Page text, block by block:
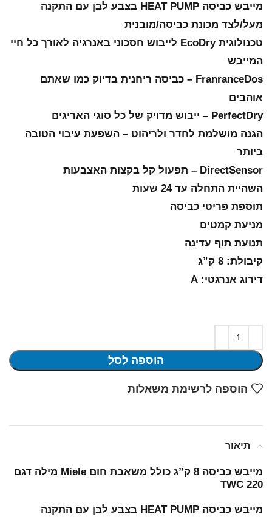
מייבש כביסה HEAT PUMP בצבע לבן עם התקנה
מעל/לצד מכונת כביסה/מובנית
טכנולוגית EcoDry לייבוש חסכוני באנרגיה לאורך כל חיי
המייבש
FranranceDos – כביסה ריחנית בדיוק כמו שאתם
אוהבים
PerfectDry – ייבוש מדויק של כל סוגי האריגים
הגנה מושלמת לחדר ולריהוט – השפעת עיבוי הטובה
ביותר
DirectSensor – תפעול קל בקצות האצבעות
השהיית התחלה עד 24 שעות
תוספת פריטי כביסה
מניעת קמטים
תנועת תוף עדינה
קיבולת: 8 ק”ג
דירוג אנרגטי: A
הוספה לסל
הוספה לרשימת משאלות
תיאור
מייבש כביסה 8 ק”ג כולל משאבת חום Miele מילה דגם
TWC 220
מייבש כביסה HEAT PUMP בצבע לבן עם התקנה